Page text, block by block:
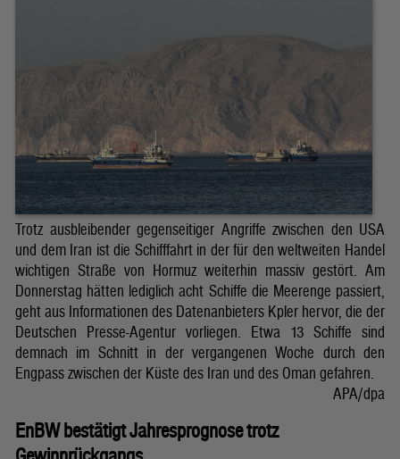
Trotz ausbleibender gegenseitiger Angriffe zwischen den USA
und dem Iran ist die Schifffahrt in der für den weltweiten Handel
wichtigen Straße von Hormuz weiterhin massiv gestört. Am
Donnerstag hätten lediglich acht Schiffe die Meerenge passiert,
geht aus Informationen des Datenanbieters Kpler hervor, die der
Deutschen Presse-Agentur vorliegen. Etwa 13 Schiffe sind
demnach im Schnitt in der vergangenen Woche durch den
Engpass zwischen der Küste des Iran und des Oman gefahren.
APA/dpa
EnBW bestätigt Jahresprognose trotz